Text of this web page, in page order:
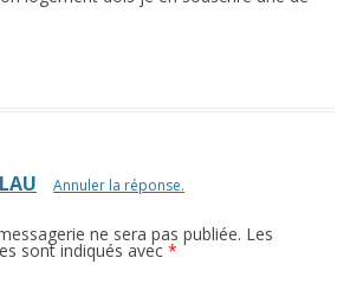
Annuler la réponse.
ne sera pas publiée. Les
sont indiqués avec *